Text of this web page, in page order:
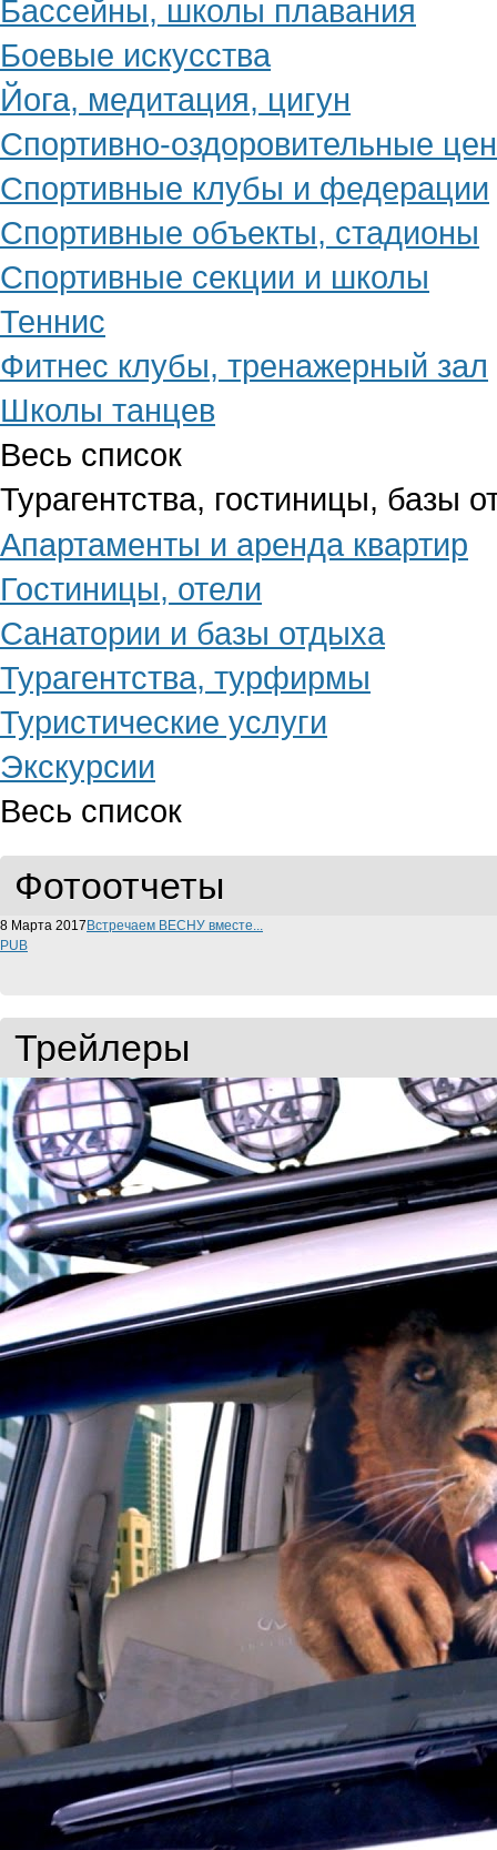
Бассейны, школы плавания
Боевые искусства
Йога, медитация, цигун
Спортивно-оздоровительные
Спортивные клубы и федерации
Спортивные объекты, стадионы
Спортивные секции и школы
Теннис
Фитнес клубы, тренажерный зал
Школы танцев
Весь список
Турагентства, гостиницы, базы
Апартаменты и аренда квартир
Гостиницы, отели
Санатории и базы отдыха
Турагентства, турфирмы
Туристические услуги
Экскурсии
Весь список
Фотоотчеты
8 Марта 2017 Международный женский день 8 марта...
Народный бар "Старая МОСКВА"
Трейлеры